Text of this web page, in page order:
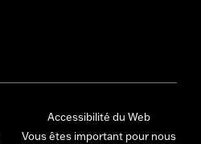
Accessibilité du Web
Vous êtes important pour nous